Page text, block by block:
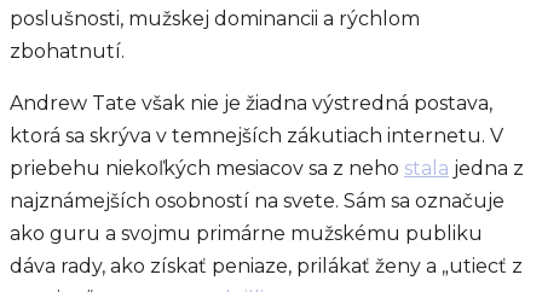
poslušnosti, mužskej dominancii a rýchlom
zbohatnutí.
Andrew Tate však nie je žiadna výstredná postava,
ktorá sa skrýva v temnejších zákutiach internetu. V
priebehu niekoľkých mesiacov sa z neho stala jedna z
najznámejších osobností na svete. Sám sa označuje
ako guru a svojmu primárne mužskému publiku
dáva rady, ako získať peniaze, prilákať ženy a „utiecť z